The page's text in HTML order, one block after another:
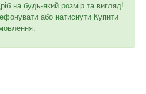
на будь-який розмір та вигляд!
або натиснути Купити